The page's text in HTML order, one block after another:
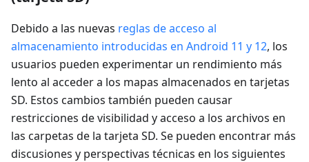
Debido a las nuevas reglas de acceso al
almacenamiento introducidas en Android 11 y 12, los
usuarios pueden experimentar un rendimiento más
lento al acceder a los mapas almacenados en tarjetas
SD. Estos cambios también pueden causar
restricciones de visibilidad y acceso a los archivos en
las carpetas de la tarjeta SD. Se pueden encontrar más
discusiones y perspectivas técnicas en los siguientes